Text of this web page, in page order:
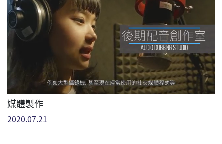
媒體製作
2020.07.21